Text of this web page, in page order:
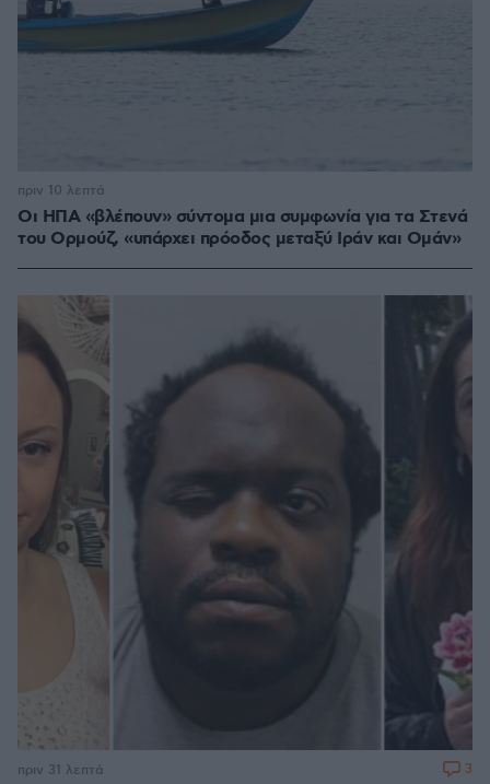
Οι ΗΠΑ «βλέπουν» σύντομα μια συμφωνία για τα Στενά
του Ορμούζ, «υπάρχει πρόοδος μεταξύ Ιράν και Ομάν»
πριν 10 λεπτά
πριν 31 λεπτά 3